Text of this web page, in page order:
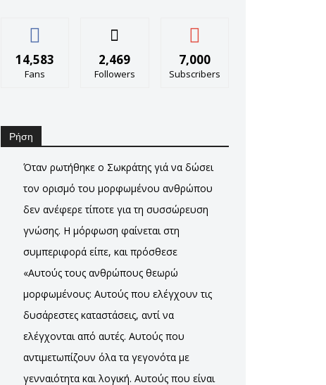
14,583
Fans
2,469
Followers
7,000
Subscribers
Ρήση
Όταν ρωτήθηκε ο Σωκράτης γιά να δώσει
τον ορισμό του μορφωμένου ανθρώπου
δεν ανέφερε τίποτε για τη συσσώρευση
γνώσης. Η μόρφωση φαίνεται στη
συμπεριφορά είπε, και πρόσθεσε
«Αυτούς τους ανθρώπους θεωρώ
μορφωμένους: Αυτούς που ελέγχουν τις
δυσάρεστες καταστάσεις, αντί να
ελέγχονται από αυτές. Αυτούς που
αντιμετωπίζουν όλα τα γεγονότα με
γενναιότητα και λογική. Αυτούς που είναι